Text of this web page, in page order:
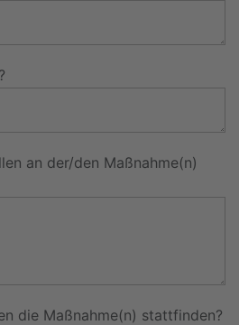
an der/den Maßnahme(n)
die Maßnahme(n) stattfinden?